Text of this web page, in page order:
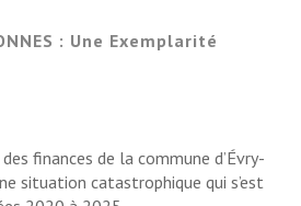
: Une Exemplarité
finances de la commune d’Évry-
situation catastrophique qui s’est